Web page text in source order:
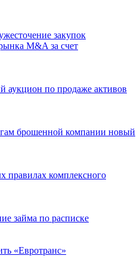
закупок
M&A за счет
аукцион по продаже активов
брошенной компании новый
правилах комплексного
займа по расписке
«Евротранс»